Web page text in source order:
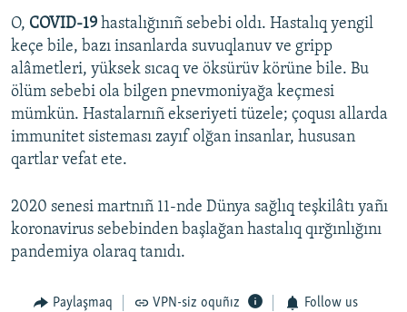
O, COVID-19 hastalığınıñ sebebi oldı. Hastalıq yengil
keçe bile, bazı insanlarda suvuqlanuv ve gripp
alâmetleri, yüksek sıcaq ve öksürüv körüne bile. Bu
ölüm sebebi ola bilgen pnevmoniyağa keçmesi
mümkün. Hastalarnıñ ekseriyeti tüzele; çoqusı allarda
immunitet sisteması zayıf olğan insanlar, hususan
qartlar vefat ete.
2020 senesi martnıñ 11-nde Dünya sağlıq teşkilâtı yañı
koronavirus sebebinden başlağan hastalıq qırğınlığını
pandemiya olaraq tanıdı.
Paylaşmaq VPN-siz oquñız Follow us